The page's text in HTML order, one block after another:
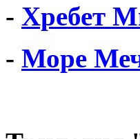
- Хребет
- Море